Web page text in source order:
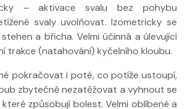
– aktivace svalu bez pohybu
svaly uvolňovat. Izometricky se
a břicha. Velmi účinná a úlevující
trakce (natahování) kyčelního kloubu.
pokračovat i poté, co potíže ustoupí,
zbytečně nezatěžovat a vyhnout se
způsobují bolest. Velmi oblíbené a